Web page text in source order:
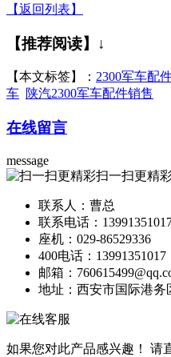
【返回列表】
【推荐阅读】↓
【本文标签】： 2300军车配
车 陕汽2300军车配件销售
在线留言
message
扫一扫更精
联系人：曹总
联系电话：
座机：029-86529336
400电话：13991351017
邮箱：
地址：西安市国际
如果您对此产品感兴趣！
请